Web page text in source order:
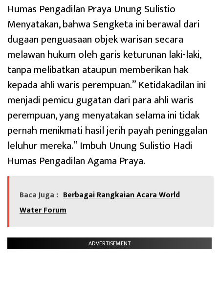
Humas Pengadilan Praya Unung Sulistio
Menyatakan, bahwa Sengketa ini berawal dari
dugaan penguasaan objek warisan secara
melawan hukum oleh garis keturunan laki-laki,
tanpa melibatkan ataupun memberikan hak
kepada ahli waris perempuan.” Ketidakadilan ini
menjadi pemicu gugatan dari para ahli waris
perempuan, yang menyatakan selama ini tidak
pernah menikmati hasil jerih payah peninggalan
leluhur mereka.” Imbuh Unung Sulistio Hadi
Humas Pengadilan Agama Praya.
Baca Juga : Berbagai Rangkaian Acara World
Water Forum
ADVERTISEMENT